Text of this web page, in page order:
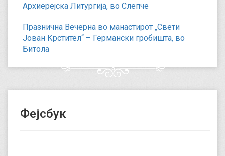
Архиерејска Литургија, во Слепче
Празнична Вечерна во манастирот „Свети
Јован Крстител“ – Германски гробишта, во
Битола
Фејсбук